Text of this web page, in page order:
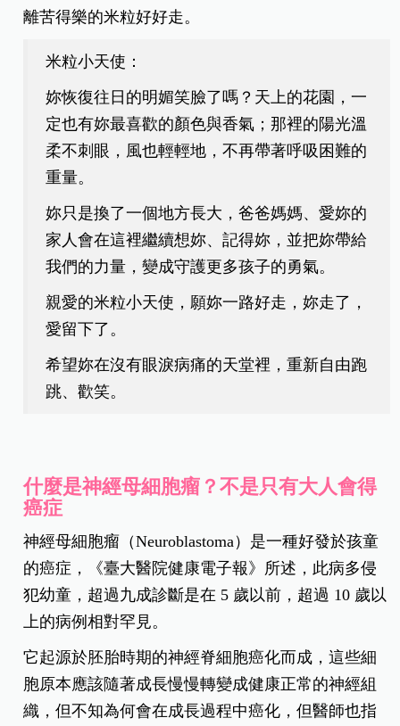
離苦得樂的米粒好好走。
米粒小天使：
妳恢復往日的明媚笑臉了嗎？天上的花園，一
定也有妳最喜歡的顏色與香氣；那裡的陽光溫
柔不刺眼，風也輕輕地，不再帶著呼吸困難的
重量。
妳只是換了一個地方長大，爸爸媽媽、愛妳的
家人會在這裡繼續想妳、記得妳，並把妳帶給
我們的力量，變成守護更多孩子的勇氣。
親愛的米粒小天使，願妳一路好走，妳走了，
愛留下了。
希望妳在沒有眼淚病痛的天堂裡，重新自由跑
跳、歡笑。
什麼是神經母細胞瘤？不是只有大人會得
癌症
神經母細胞瘤（Neuroblastoma）是一種好發於孩童
的癌症，《臺大醫院健康電子報》所述，此病多侵
犯幼童，超過九成診斷是在 5 歲以前，超過 10 歲以
上的病例相對罕見。
它起源於胚胎時期的神經脊細胞癌化而成，這些細
胞原本應該隨著成長慢慢轉變成健康正常的神經組
織，但不知為何會在成長過程中癌化，但醫師也指